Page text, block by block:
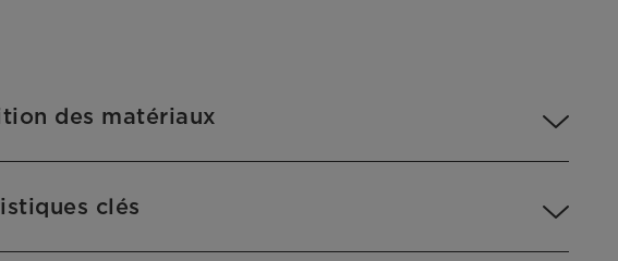
des matériaux
clés